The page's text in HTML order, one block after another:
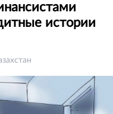
истории